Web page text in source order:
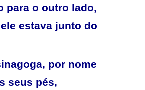
para o outro lado,
estava junto do
por nome
seus pés,